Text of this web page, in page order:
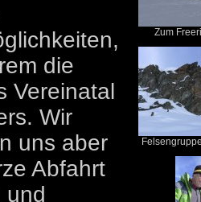
die
Vereinatal
Wir
uns aber
Abfahrt
und
Zum